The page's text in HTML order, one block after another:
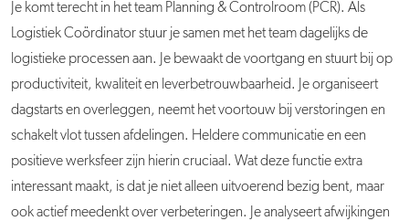
Je komt terecht in het team Planning & Controlroom (PCR). Als
Logistiek Coördinator stuur je samen met het team dagelijks de
logistieke processen aan. Je bewaakt de voortgang en stuurt bij op
productiviteit, kwaliteit en leverbetrouwbaarheid. Je organiseert
dagstarts en overleggen, neemt het voortouw bij verstoringen en
schakelt vlot tussen afdelingen. Heldere communicatie en een
positieve werksfeer zijn hierin cruciaal. Wat deze functie extra
interessant maakt, is dat je niet alleen uitvoerend bezig bent, maar
ook actief meedenkt over verbeteringen. Je analyseert afwijkingen